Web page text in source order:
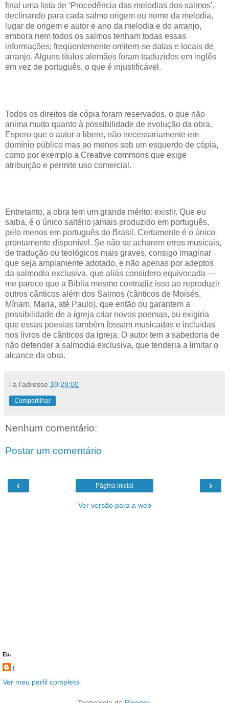
final uma lista de ‘Procedência das melodias dos salmos’,
declinando para cada salmo origem ou nome da melodia,
lugar de origem e autor e ano da melodia e do arranjo,
embora nem todos os salmos tenham todas essas
informações; freqüentemente omitem-se datas e locais de
arranjo. Alguns títulos alemães foram traduzidos em inglês
em vez de português, o que é injustificável.
Todos os direitos de cópia foram reservados, o que não
anima muito quanto à possibilidade de evolução da obra.
Espero que o autor a libere, não necessariamente em
domínio público mas ao menos sob um esquerdo de cópia,
como por exemplo a Creative commons que exige
atribuição e permite uso comercial.
Entretanto, a obra tem um grande mérito: existir. Que eu
saiba, é o único saltério jamais produzido em português,
pelo menos em português do Brasil. Certamente é o único
prontamente disponível. Se não se acharem erros musicais,
de tradução ou teológicos mais graves, consigo imaginar
que seja amplamente adotado, e não apenas por adeptos
da salmodia exclusiva, que aliás considero equivocada —
me parece que a Bíblia mesmo contradiz isso ao reproduzir
outros cânticos além dos Salmos (cânticos de Moisés,
Míriam, Maria, até Paulo), que então ou garantem a
possibilidade de a igreja criar novos poemas, ou exigiria
que essas poesias também fossem musicadas e incluídas
nos livros de cânticos da igreja. O autor tem a sabedoria de
não defender a salmodia exclusiva, que tenderia a limitar o
alcance da obra.
l à l'adresse 10:28:00
Compartilhar
Nenhum comentário:
Postar um comentário
‹ ›
Página inicial
Ver versão para a web
Eu.
l
Ver meu perfil completo